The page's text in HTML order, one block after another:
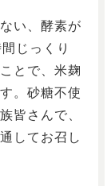
い、酵素が
じっくり
とで、米麹
。砂糖不使
皆さんで、
してお召し